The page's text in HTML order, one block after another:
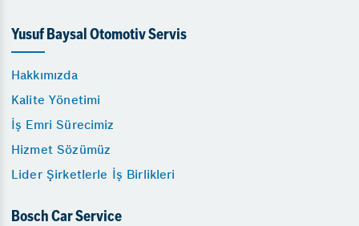
Yusuf Baysal Otomotiv Servis
Hakkımızda
Kalite Yönetimi
İş Emri Sürecimiz
Hizmet Sözümüz
Lider Şirketlerle İş Birlikleri
Bosch Car Service